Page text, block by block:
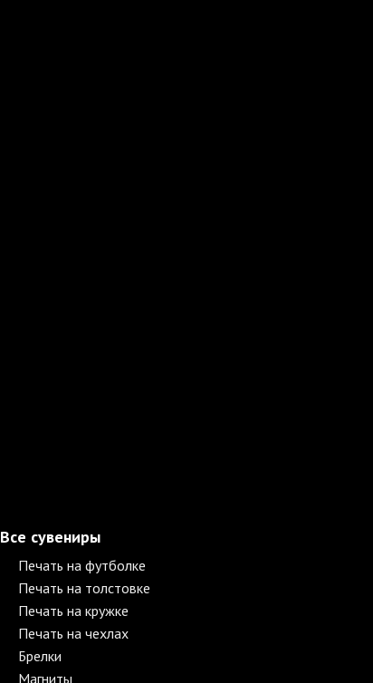
Все сувениры
Печать на футболке
Печать на толстовке
Печать на кружке
Печать на чехлах
Брелки
Магниты